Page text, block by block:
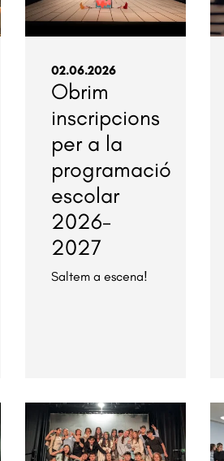
02.06.2026
Obrim
inscripcions
per a la
programació
escolar
2026-
2027
Saltem a escena!